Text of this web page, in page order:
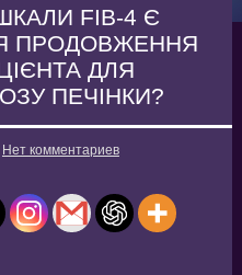
FIB-4 Є
ПРОДОВЖЕННЯ
ДЛЯ
ПЕЧІНКИ?
Нет комментариев